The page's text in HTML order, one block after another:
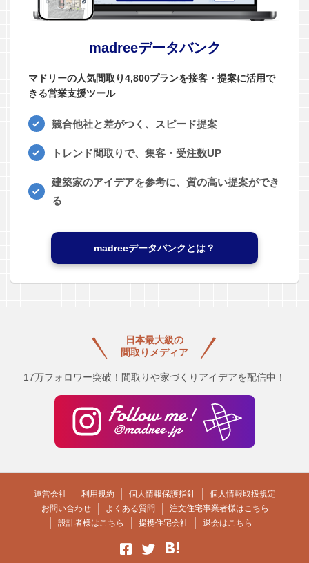
madreeデータバンク
マドリーの人気間取り4,800プランを接客・提案に活用で
きる営業支援ツール
競合他社と差がつく、スピード提案
トレンド間取りで、集客・受注数UP
建築家のアイデアを参考に、質の高い提案ができ
る
madreeデータバンクとは？
日本最大級の
間取りメディア
17万フォロワー突破！間取りや家づくりアイデアを配信中！
運営会社 利用規約 個人情報保護指針
個人情報取扱規定
お問い合わせ
よくある質問
注文住宅事業者様はこちら
設計者様はこちら
提携住宅会社 退会はこちら